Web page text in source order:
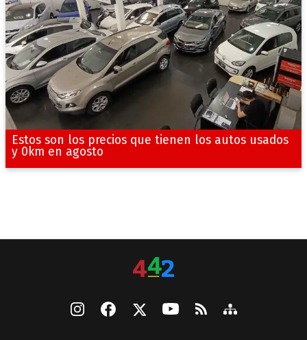
Estos son los precios que tienen los autos usados
y 0km en agosto